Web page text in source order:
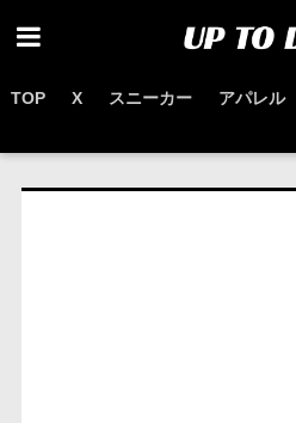
TOP X スニーカー アパレル